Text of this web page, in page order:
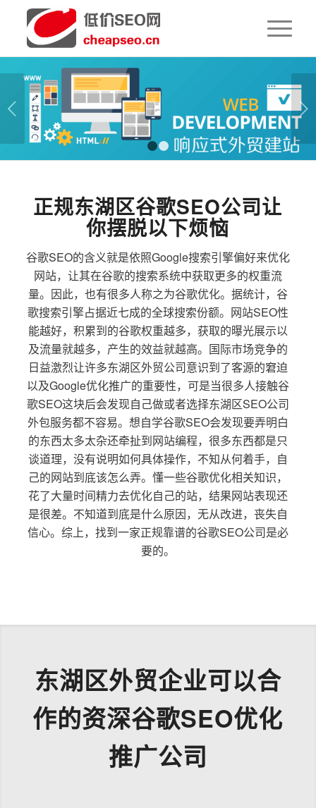
下一页
1 2
正规东湖区谷歌SEO公司让
你摆脱以下烦恼
谷歌SEO的含义就是依照Google搜索引擎偏好来优化
网站，让其在谷歌的搜索系统中获取更多的权重流
量。因此，也有很多人称之为谷歌优化。据统计，谷
歌搜索引擎占据近七成的全球搜索份额。网站SEO性
能越好，积累到的谷歌权重越多，获取的曝光展示以
及流量就越多，产生的效益就越高。国际市场竞争的
日益激烈让许多东湖区外贸公司意识到了客源的窘迫
以及Google优化推广的重要性，可是当很多人接触谷
歌SEO这块后会发现自己做或者选择东湖区SEO公司
外包服务都不容易。想自学谷歌SEO会发现要弄明白
的东西太多太杂还牵扯到网站编程，很多东西都是只
谈道理，没有说明如何具体操作，不知从何着手，自
己的网站到底该怎么弄。懂一些谷歌优化相关知识，
花了大量时间精力去优化自己的站，结果网站表现还
是很差。不知道到底是什么原因，无从改进，丧失自
信心。综上，找到一家正规靠谱的谷歌SEO公司是必
要的。
东湖区外贸企业可以合
作的资深谷歌SEO优化
推广公司